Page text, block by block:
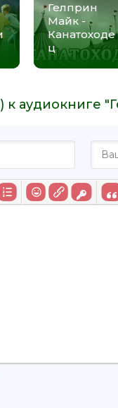
Гелприн
Майк -
Канатоходе
ц
аудиокниге